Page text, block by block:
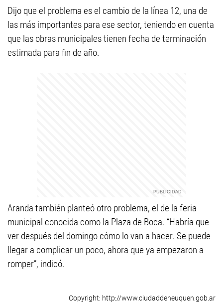
Dijo que el problema es el cambio de la línea 12, una de
las más importantes para ese sector, teniendo en cuenta
que las obras municipales tienen fecha de terminación
estimada para fin de año.
Aranda también planteó otro problema, el de la feria
municipal conocida como la Plaza de Boca. “Habría que
ver después del domingo cómo lo van a hacer. Se puede
llegar a complicar un poco, ahora que ya empezaron a
romper”, indicó.
http://www.ciudaddeneuquen.gob.ar